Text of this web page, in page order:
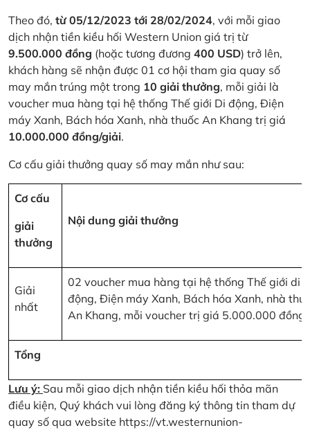
Theo đó, từ 05/12/2023 tới 28/02/2024, với mỗi giao
dịch nhận tiền kiều hối Western Union giá trị từ
9.500.000 đồng (hoặc tương đương 400 USD) trở lên,
khách hàng sẽ nhận được 01 cơ hội tham gia quay số
may mắn trúng một trong 10 giải thưởng, mỗi giải là
voucher mua hàng tại hệ thống Thế giới Di động, Điện
máy Xanh, Bách hóa Xanh, nhà thuốc An Khang trị giá
10.000.000 đồng/giải.
Cơ cấu giải thưởng quay số may mắn như sau:
Cơ cấu
giải
thưởng
Nội dung giải thưởng
Giải
nhất
02 voucher mua hàng tại hệ thống Thế giới di
động, Điện máy Xanh, Bách hóa Xanh, nhà
An Khang, mỗi voucher trị giá 5.000.000 đồng
Tổng
Lưu ý: Sau mỗi giao dịch nhận tiền kiều hối thỏa mãn
điều kiện, Quý khách vui lòng đăng ký thông tin tham dự
quay số qua website https://vt.westernunion-